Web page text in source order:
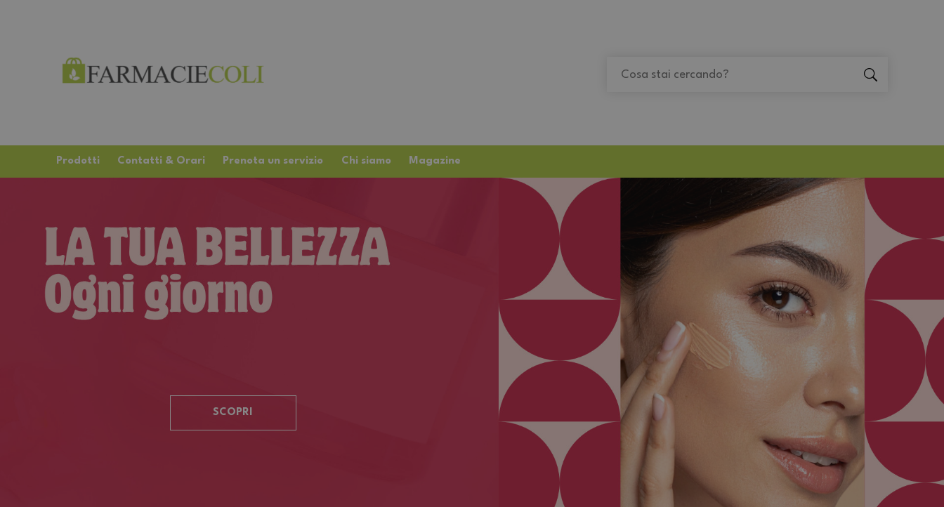
"Cerca
Prodotti Contatti & Orari Prenota un servizio Chi siamo Magazine
SCOPRI